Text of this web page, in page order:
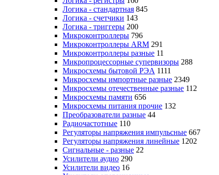
Логика - стандартная 845
Логика - счетчики 143
Логика - триггеры 200
Микроконтроллеры 796
Микроконтроллеры ARM 291
Микроконтроллеры разные 11
Микропроцессорные супервизоры 288
Микросхемы бытовой РЭА 1111
Микросхемы импортные разные 2349
Микросхемы отечественные разные 112
Микросхемы памяти 656
Микросхемы питания прочие 132
Преобразователи разные 44
Радиочастотные 110
Регуляторы напряжения импульсные 667
Регуляторы напряжения линейные 1202
Сигнальные - разные 22
Усилители аудио 290
Усилители видео 16